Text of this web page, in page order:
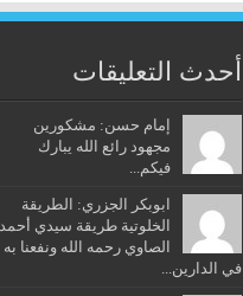
أحدث التعليقات
إمام حسن: مشكورين
مجهود رائع الله يبارك
فيكم...
ابوبكر الجزري: الطريقة
الخلوتية طريقة سيدي أحمد
الصاوي رحمه الله ونفعنا به
في الدارين...